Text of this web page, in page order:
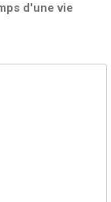
d'une vie